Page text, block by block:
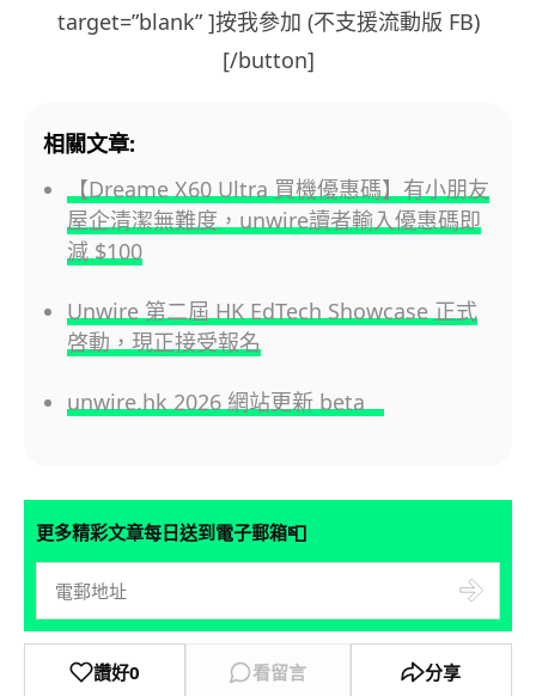
target=”blank” ]按我參加 (不支援流動版 FB)
[/button]
相關文章:
【Dreame X60 Ultra 買機優惠碼】有小朋友
屋企清潔無難度，unwire讀者輸入優惠碼即
減 $100
Unwire 第二屆 HK EdTech Showcase 正式
啓動，現正接受報名
unwire.hk 2026 網站更新 beta
更多精彩文章每日送到電子郵箱📮
讚好0 看留言 分享